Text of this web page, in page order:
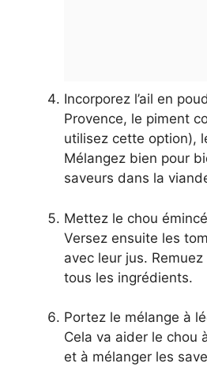
Incorporez l’ail en
Provence, le piment
utilisez cette option),
Mélangez bien pour
saveurs dans la
Mettez le chou
Versez ensuite les
avec leur jus.
tous les ingrédients.
Portez le mélange à
Cela va aider le chou
et à mélanger les